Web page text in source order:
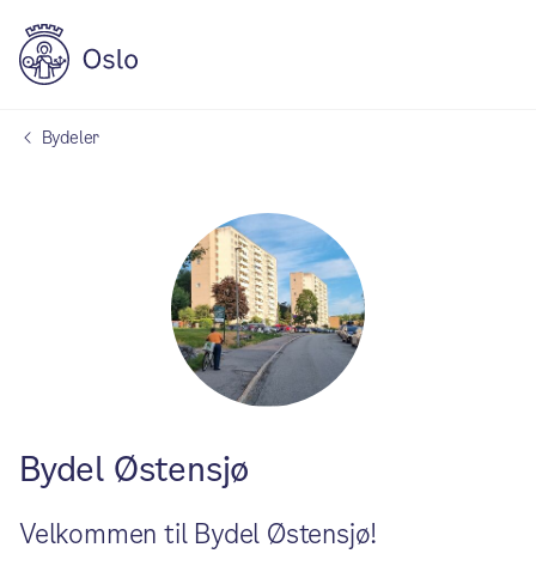
Bydeler
Bydel Østensjø
Velkommen til Bydel Østensjø!